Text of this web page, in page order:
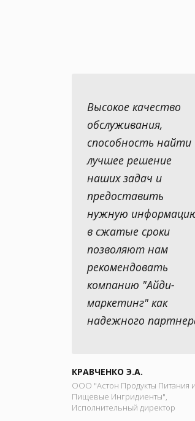
Высокое качество
обслуживания,
способность найти
лучшее решение
наших задач и
предоставить
нужную
в сжатые сроки
позволяют нам
рекомендовать
компанию "Айди-
маркетинг" как
надежного
КРАВЧЕНКО Э.А.
ООО "Астон Продукты Питания и
Пищевые Ингридиенты",
Исполнительный директор